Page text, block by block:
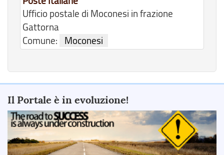
Ufficio postale di Moconesi in frazione
Gattorna
Comune:
Moconesi
Il Portale è in evoluzione!